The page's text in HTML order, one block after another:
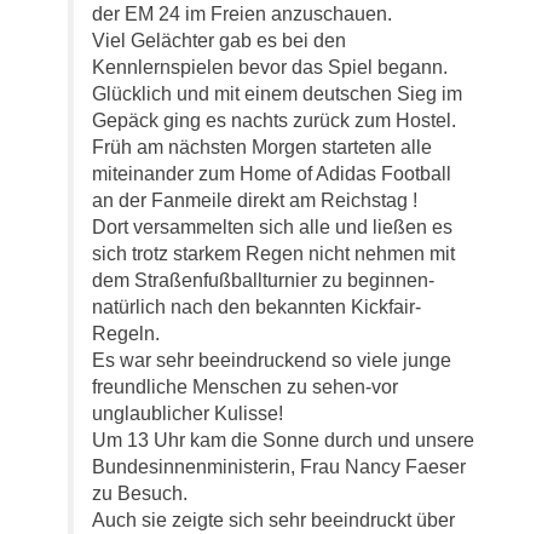
der EM 24 im Freien anzuschauen.
Viel Gelächter gab es bei den
Kennlernspielen bevor das Spiel begann.
Glücklich und mit einem deutschen Sieg im
Gepäck ging es nachts zurück zum Hostel.
Früh am nächsten Morgen starteten alle
miteinander zum Home of Adidas Football
an der Fanmeile direkt am Reichstag !
Dort versammelten sich alle und ließen es
sich trotz starkem Regen nicht nehmen mit
dem Straßenfußballturnier zu beginnen-
natürlich nach den bekannten Kickfair-
Regeln.
Es war sehr beeindruckend so viele junge
freundliche Menschen zu sehen-vor
unglaublicher Kulisse!
Um 13 Uhr kam die Sonne durch und unsere
Bundesinnenministerin, Frau Nancy Faeser
zu Besuch.
Auch sie zeigte sich sehr beeindruckt über